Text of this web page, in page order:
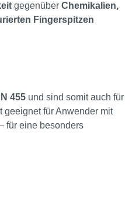
gegenüber Chemikalien,
Fingerspitzen
455 und sind somit auch für
geeignet für Anwender mit
für eine besonders